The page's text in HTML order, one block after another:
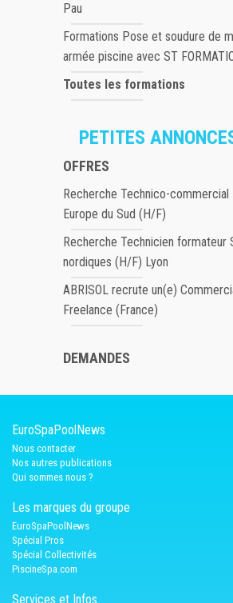
Pau
Formations Pose et soudure de
armée piscine avec ST
Toutes les formations
PETITES
OFFRES
Recherche Technico-commercial
Europe du Sud (H/F)
Recherche Technicien formateur
nordiques (H/F) Lyon
ABRISOL recrute un(e)
Freelance (France)
DEMANDES
EuroSpaPoolNews
Nous contacter
Nos autres publications
Qui sommes nous ?
Les marques du groupe
EuroSpaPoolNews
Spécial Pros
Spécial Collectivités
PiscineSpa.com
Services et Infos